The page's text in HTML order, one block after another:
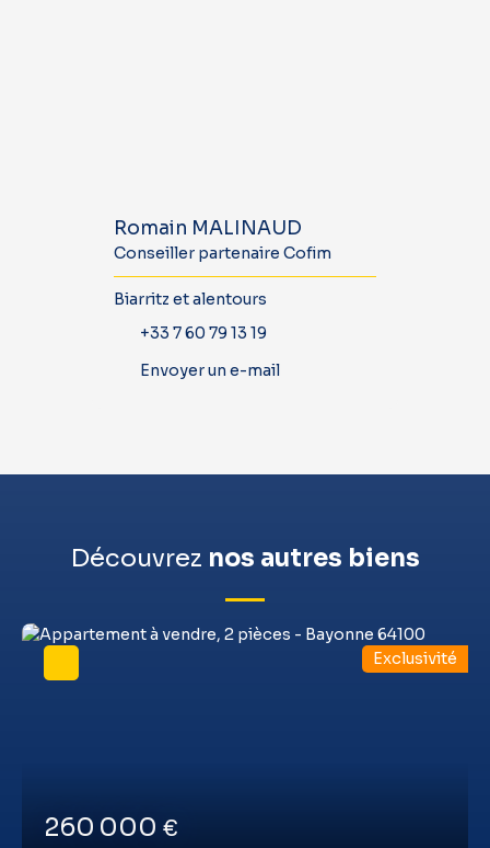
Romain MALINAUD
Conseiller partenaire Cofim
Biarritz et alentours
+33 7 60 79 13 19
Envoyer un e-mail
Découvrez nos autres biens
260 000 €
Exclusivité